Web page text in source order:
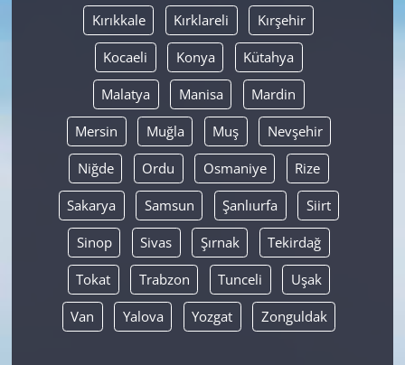
Kırıkkale Kırklareli Kırşehir
Kocaeli Konya Kütahya
Malatya Manisa Mardin
Mersin Muğla Muş Nevşehir
Niğde Ordu Osmaniye Rize
Sakarya Samsun Şanlıurfa Siirt
Sinop Sivas Şırnak Tekirdağ
Tokat Trabzon Tunceli Uşak
Van Yalova Yozgat Zonguldak